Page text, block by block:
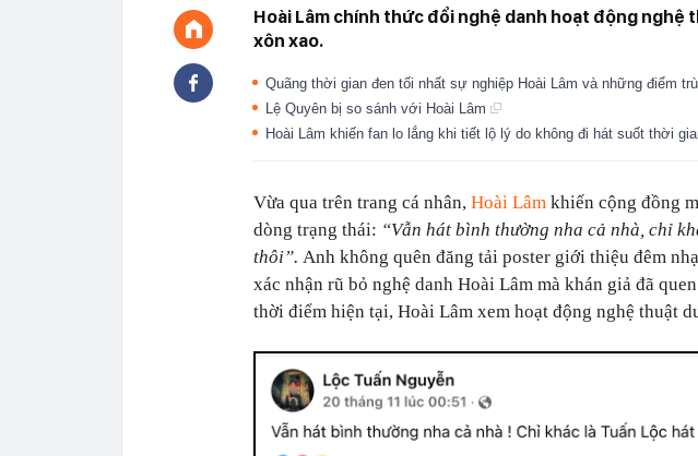
Hoài Lâm chính thức đổi nghệ danh hoạt động nghệ
xôn xao.
Quãng thời gian đen tối nhất sự nghiệp Hoài Lâm và những điểm
Lệ Quyên bị so sánh với Hoài Lâm
Hoài Lâm khiến fan lo lắng khi tiết lộ lý do không đi hát suốt thời
Vừa qua trên trang cá nhân, Hoài Lâm khiến cộng đồng
dòng trạng thái: “Vẫn hát bình thường nha cả nhà, chỉ
thôi”. Anh không quên đăng tải poster giới thiệu đêm
xác nhận rũ bỏ nghệ danh Hoài Lâm mà khán giả đã
thời điểm hiện tại, Hoài Lâm xem hoạt động nghệ thuật